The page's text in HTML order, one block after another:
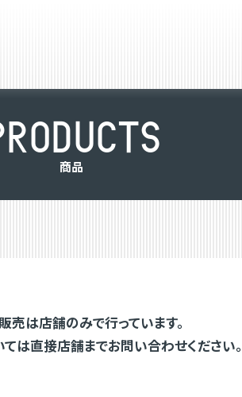
RODUCTS
商品
売は店舗のみで行っています。
は直接店舗までお問い合わせください。